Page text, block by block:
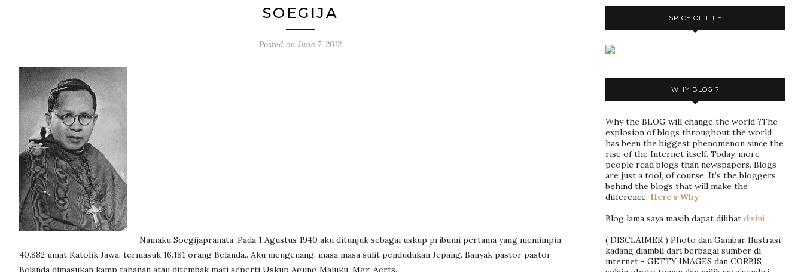
SOEGIJA
Posted on June 7, 2012
Namaku Soegijapranata. Pada 1 Agustus 1940 aku ditunjuk sebagai uskup pribumi pertama yang memimpin
40.882 umat Katolik Jawa, termasuk 16.181 orang Belanda.. Aku mengenang, masa masa sulit pendudukan Jepang. Banyak pastor pastor
Belanda dimasukan kamp tahanan atau ditembak mati seperti Uskup Agung Maluku, Mgr. Aerts.
SPICE OF LIFE
WHY BLOG ?
Why the BLOG will change the world ?The
explosion of blogs throughout the world
has been the biggest phenomenon since the
rise of the Internet itself. Today, more
people read blogs than newspapers. Blogs
are just a tool, of course. It’s the bloggers
behind the blogs that will make the
difference. Here's Why
Blog lama saya masih dapat dilihat disini
( DISCLAIMER ) Photo dan Gambar Ilustrasi
kadang diambil dari berbagai sumber di
internet - GETTY IMAGES dan CORBIS